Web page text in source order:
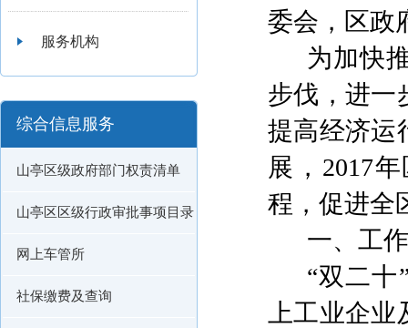
服务机构
综合信息服务
山亭区级政府部门权责清单
山亭区区级行政审批事项目录
网上车管所
社保缴费及查询
委会，区政
为加快
步伐，进一
提高经济运
展， 2017年
程 ， 促进全
一、工
“双二十
上工业企业